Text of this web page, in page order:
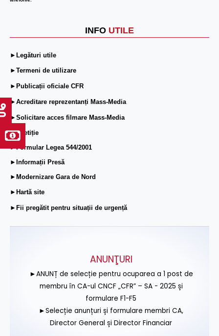
INFO UTILE
►Legături utile
►Termeni de utilizare
►Publicații oficiale CFR
►Acreditare reprezentanți Mass-Media
►Solicitare acces filmare Mass-Media
►ePetiție
►Formular Legea 544/2001
►Informații Presă
►Modernizare Gara de Nord
►Hartă site
►Fii pregătit pentru situații de urgență
ANUNŢURI
►ANUNȚ de selecție pentru ocuparea a 1 post de
membru în CA-ul CNCF „CFR” – SA - 2025 și
formulare F1-F5
►Selecție anunțuri și formulare membri CA,
Director General și Director Financiar